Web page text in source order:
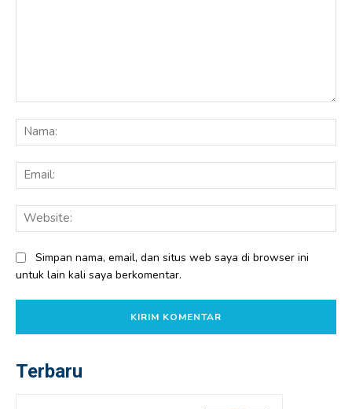
Simpan nama, email, dan situs web saya di browser ini
untuk lain kali saya berkomentar.
Terbaru